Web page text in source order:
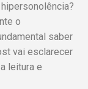
o
saber
vai esclarecer
leitura e